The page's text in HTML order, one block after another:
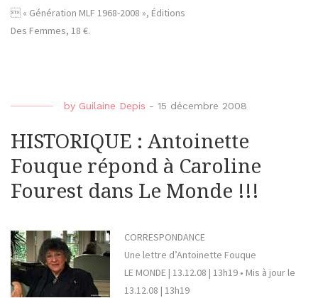
 « Génération MLF 1968-2008 », Éditions
Des Femmes, 18 €.
by Guilaine Depis - 15 décembre 2008
HISTORIQUE : Antoinette
Fouque répond à Caroline
Fourest dans Le Monde !!!
CORRESPONDANCE
Une lettre d’Antoinette Fouque
LE MONDE | 13.12.08 | 13h19 • Mis à jour le
13.12.08 | 13h19